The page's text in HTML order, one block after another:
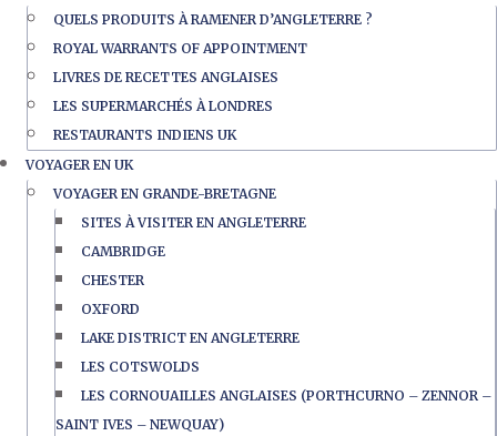
QUELS PRODUITS À RAMENER D’ANGLETERRE ?
ROYAL WARRANTS OF APPOINTMENT
LIVRES DE RECETTES ANGLAISES
LES SUPERMARCHÉS À LONDRES
RESTAURANTS INDIENS UK
VOYAGER EN UK
VOYAGER EN GRANDE-BRETAGNE
SITES À VISITER EN ANGLETERRE
CAMBRIDGE
CHESTER
OXFORD
LAKE DISTRICT EN ANGLETERRE
LES COTSWOLDS
LES CORNOUAILLES ANGLAISES (PORTHCURNO – ZENNOR –
SAINT IVES – NEWQUAY)